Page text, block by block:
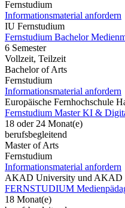
Fernstudium
Informationsmaterial anfordern
IU Fernstudium
Fernstudium Bachelor
6 Semester
Vollzeit, Teilzeit
Bachelor of Arts
Fernstudium
Informationsmaterial anfordern
Europäische Fernhochschule
Fernstudium Master KI &
18 oder 24 Monat(e)
berufsbegleitend
Master of Arts
Fernstudium
Informationsmaterial anfordern
AKAD University und AKAD
FERNSTUDIUM
18 Monat(e)